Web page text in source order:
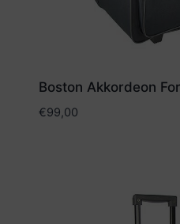
Boston Akkordeon
€99,00